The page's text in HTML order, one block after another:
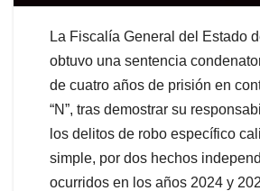
La Fiscalía General del Estado
obtuvo una sentencia
de cuatro años de prisión en
“N”, tras demostrar su
los delitos de robo específico
simple, por dos hechos
ocurridos en los años 2024 y